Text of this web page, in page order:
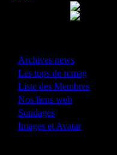
Archives news
Les tops de rcmag
Liste des Membres
Nos liens web
Sondages
Images et Avatar